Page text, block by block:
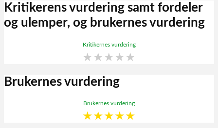
Kritikerens vurdering samt fordeler
og ulemper, og brukernes vurdering
Kritikernes vurdering
★★★★★
Brukernes vurdering
Brukernes vurdering
★★★★★